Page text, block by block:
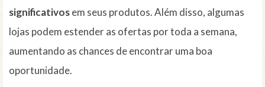
significativosem seus produtos. Além disso, algumas
lojas podem estender as ofertas por toda a semana,
aumentando as chances de encontrar uma boa
oportunidade.